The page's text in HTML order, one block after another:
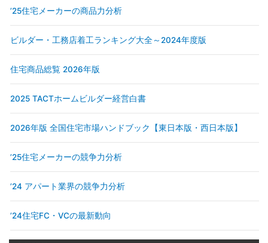
’25住宅メーカーの商品力分析
ビルダー・工務店着工ランキング大全～2024年度版
住宅商品総覧 2026年版
2025 TACTホームビルダー経営白書
2026年版 全国住宅市場ハンドブック【東日本版・西日本版】
’25住宅メーカーの競争力分析
’24 アパート業界の競争力分析
’24住宅FC・VCの最新動向